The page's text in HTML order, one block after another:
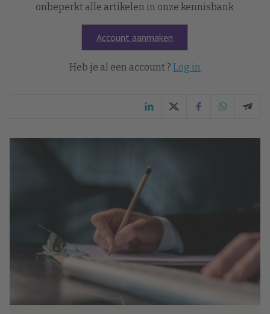
onbeperkt alle artikelen in onze kennisbank
Account aanmaken
Heb je al een account ? Log in